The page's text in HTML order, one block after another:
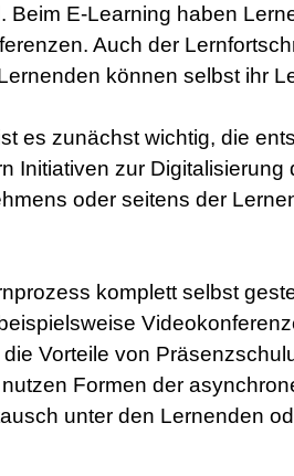
E-Learning haben
Auch der
können selbst ihr
es zunächst wichtig, die
zur
oder seitens der
komplett selbst
Vorteile von
Formen der
unter den Lernenden